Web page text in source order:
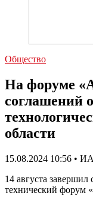
Общество
На форуме
соглашений
области
15.08.2024 10:56 •
14 августа
технический форум